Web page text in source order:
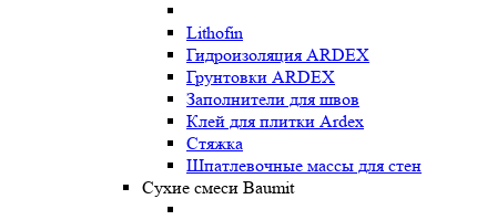
Lithofin
Гидроизоляция ARDEX
Грунтовки ARDEX
Заполнители для швов
Клей для плитки Ardex
Стяжка
Шпатлевочные массы для стен
Сухие смеси Baumit